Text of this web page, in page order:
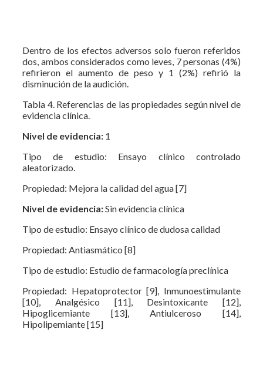
Dentro de los efectos adversos solo fueron referidos
dos, ambos considerados como leves, 7 personas (4%)
refirieron el aumento de peso y 1 (2%) refirió la
disminución de la audición.
Tabla 4. Referencias de las propiedades según nivel de
evidencia clínica.
Nivel de evidencia: 1
Tipo de estudio: Ensayo clínico controlado
aleatorizado.
Propiedad: Mejora la calidad del agua [7]
Nivel de evidencia:Sin evidencia clínica
Tipo de estudio: Ensayo clínico de dudosa calidad
Propiedad: Antiasmático [8]
Tipo de estudio: Estudio de farmacología preclínica
Propiedad: Hepatoprotector [9], Inmunoestimulante
[10], Analgésico [11], Desintoxicante [12],
Hipoglicemiante [13], Antiulceroso [14],
Hipolipemiante [15]